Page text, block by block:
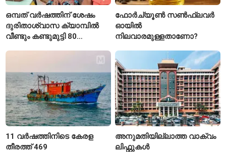
ഒമ്പത് വർഷത്തിന് ശേഷം
ദുരിതാശ്വാസ ക്യാമ്പിൽ
വീണ്ടും കണ്ടുമുട്ടി 80
ഫോർച്യൂൺ സൺഫ്ലവർ
ഓയിൽ
നിലവാരമുള്ളതാണോ?
11 വർഷത്തിനിടെ കേരള
തീരത്ത് 469
അനുമതിയില്ലാത്ത വാക്വം
ലിഫ്റ്റുകൾ